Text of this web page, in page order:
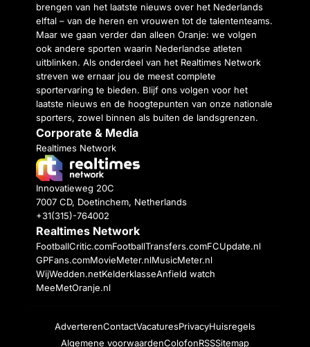
brengen van het laatste nieuws over het Nederlands
elftal – van de heren en vrouwen tot de talententeams.
Maar we gaan verder dan alleen Oranje: we volgen
ook andere sporten waarin Nederlandse atleten
uitblinken. Als onderdeel van het Realtimes Network
streven we ernaar jou de meest complete
sportervaring te bieden. Blijf ons volgen voor het
laatste nieuws en de hoogtepunten van onze nationale
sporters, zowel binnen als buiten de landsgrenzen.
Corporate & Media
Realtimes Network
Innovatieweg 20C
7007 CD, Doetinchem, Netherlands
+31(315)-764002
Realtimes Network
FootballCritic.comFootballTransfers.comFCUpdate.nl
GPFans.comMovieMeter.nlMusicMeter.nl
WijWedden.netKelderklasseAnfield watch
MeeMetOranje.nl
AdverterenContactVacaturesPrivacyHuisregels
Algemene voorwaardenColofonRSSSitemap